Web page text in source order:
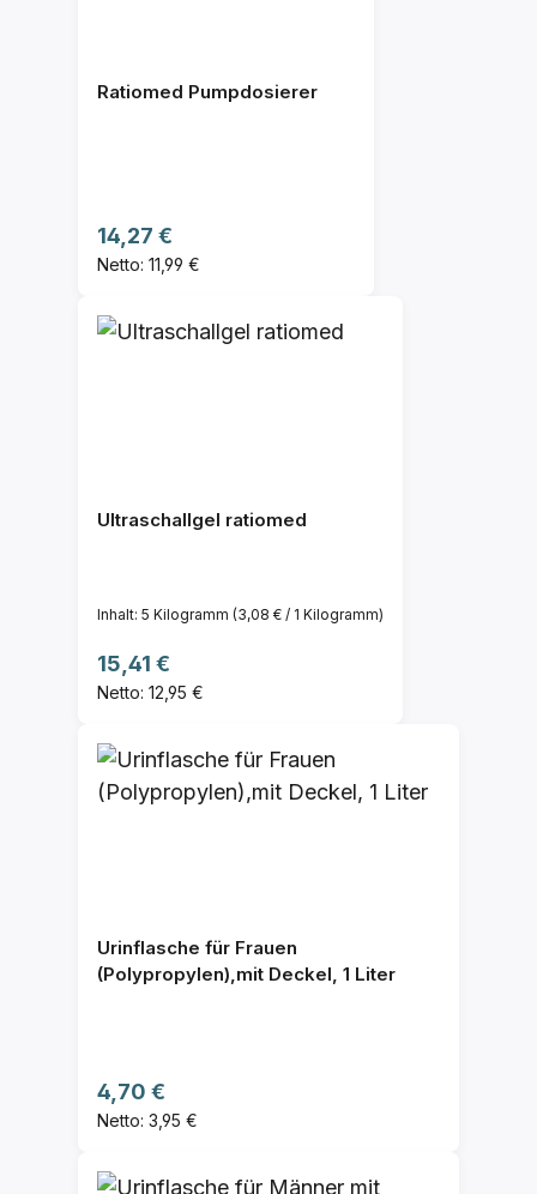
Ratiomed Pumpdosierer
Regulärer Preis:
14,27 €
Netto: 11,99 €
Ultraschallgel ratiomed
Inhalt: 5 Kilogramm (3,08 € / 1 Kilogramm)
Regulärer Preis:
15,41 €
Netto: 12,95 €
Urinflasche für Frauen
(Polypropylen),mit Deckel, 1 Liter
Regulärer Preis:
4,70 €
Netto: 3,95 €